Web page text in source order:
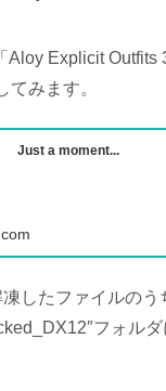
Aloy Explicit Outfits
てみます。
Just a moment...
したファイルのう
フォル